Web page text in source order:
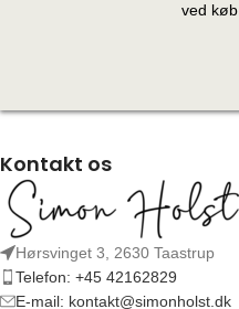
ved
Kontakt os
Hørsvinget 3, 2630 Taastrup
Telefon: +45 42162829
E-mail: kontakt@simonholst.dk